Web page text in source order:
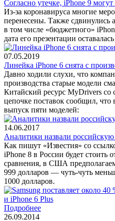
Согласно утечке, iPhone 9 могут
Из-за коронавируса многие
перенесены. Также сдвинулись
в том числе «бюджетного»
дата его презентации
07.05.2019
Линейка iPhone 6 снята с
Давно ходили слухи, что
производства старые модели
Китайский ресурс MyDrivers со
цепочке поставок сообщил,
выпуск пяти моделей:
14.06.2017
Аналитики назвали
Как пишут «Известия» со
iPhone 8 в России будет стоить
сравнения, в США
999 долларов — чуть-чуть
1000 долларов.
Подробнее
26.09.2014